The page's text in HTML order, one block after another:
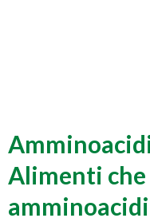
Alimenti